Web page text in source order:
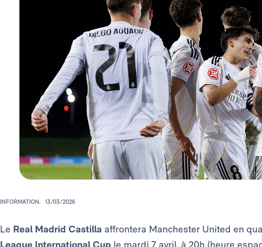
INFORMATION. 13/03/2026
Le Real Madrid Castilla affrontera Manchester United en
League International Cup le mardi 7 avril, à 20h (heure